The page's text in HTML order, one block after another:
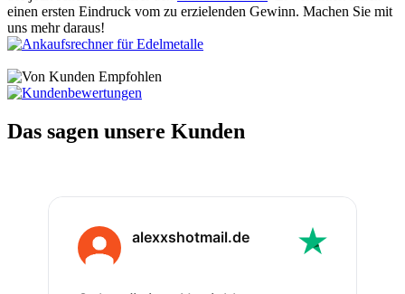
einen ersten Eindruck vom zu erzielenden Gewinn. Machen Sie mit
uns mehr daraus!
Das sagen unsere Kunden